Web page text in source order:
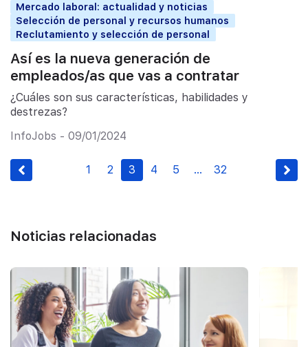
Mercado laboral: actualidad y noticias
Selección de personal y recursos humanos
Reclutamiento y selección de personal
Así es la nueva generación de
empleados/as que vas a contratar
¿Cuáles son sus características, habilidades y
destrezas?
InfoJobs - 09/01/2024
1 2 3 4 5 … 32
Noticias relacionadas